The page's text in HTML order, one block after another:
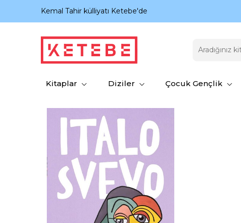
Kemal Tahir külliyatı Ketebe'de
Kitaplar Diziler Çocuk Gençlik